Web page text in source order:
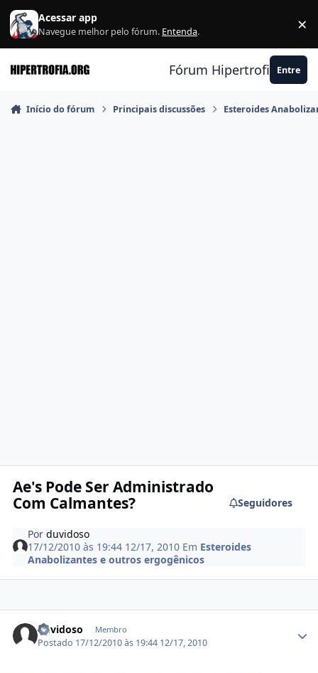
Ir para conteúdo
Acessar app
Navegue melhor pelo fórum. Entenda. ×
Fórum Hipertrofia.org
Entre
Início do fórum Principais discussões Esteroides
Ae's Pode Ser Administrado
Com Calmantes?
Seguidores
Porduvidoso
17/12/2010 às 19:44 12/17, 2010 Em Esteroides
Anabolizantes e outros ergogênicos
duvidoso Membro
Postado 17/12/2010 às 19:44 12/17, 2010